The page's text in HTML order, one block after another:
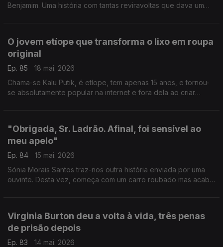
Benjamim. Uma história com tantas reviravoltas que dava um
O jovem etíope que transforma o lixo em roupa
original
Ep. 85
18 mai. 2026
Chama-se Kalu Putik, é etíope, tem apenas 15 anos, e tornou-
se absolutamente popular na internet e fora dela ao criar
"Obrigada, Sr. Ladrão. Afinal, foi sensível ao
meu apelo"
Ep. 84
15 mai. 2026
Sónia Morais Santos traz-nos outra história enviada por uma
ouvinte. Desta vez, começa com um carro roubado mas acaba
Virginia Burton deu a volta à vida, três penas
de prisão depois
Ep. 83
14 mai. 2026